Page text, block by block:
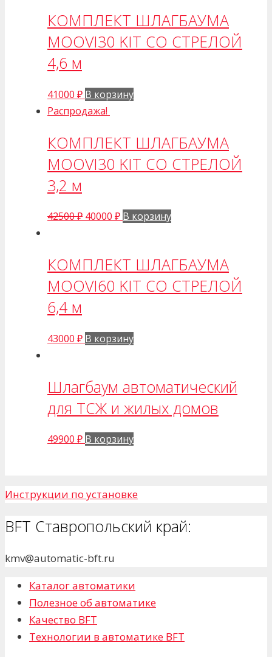
КОМПЛЕКТ ШЛАГБАУМА
MOOVI30 KIT СО СТРЕЛОЙ
4,6 м
41000 ₽ В корзину
Распродажа!
КОМПЛЕКТ ШЛАГБАУМА
MOOVI30 KIT СО СТРЕЛОЙ
3,2 м
42500₽ 40000 ₽ В корзину
КОМПЛЕКТ ШЛАГБАУМА
MOOVI60 KIT СО СТРЕЛОЙ
6,4 м
43000 ₽ В корзину
Шлагбаум автоматический
для ТСЖ и жилых домов
49900 ₽ В корзину
Инструкции по установке
BFT Ставропольский край:
kmv@automatic-bft.ru
Каталог автоматики
Полезное об автоматике
Качество BFT
Технологии в автоматике BFT